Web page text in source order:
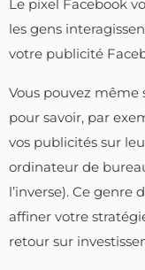
Le pixel Facebook
les gens
votre publicité
Vous pouvez même
pour savoir, par
vos publicités sur
ordinateur de
l’inverse). Ce genre
affiner votre
retour sur